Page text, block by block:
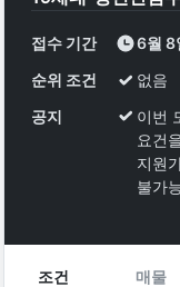
접수 기간
6월 8
순위 조건
없음
공지
이번
요건
지원
불가
조건 매물